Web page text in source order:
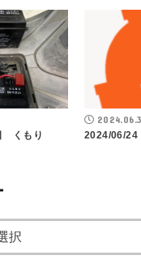
くもり 2024/06/